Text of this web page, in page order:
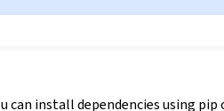
can install dependencies using pip